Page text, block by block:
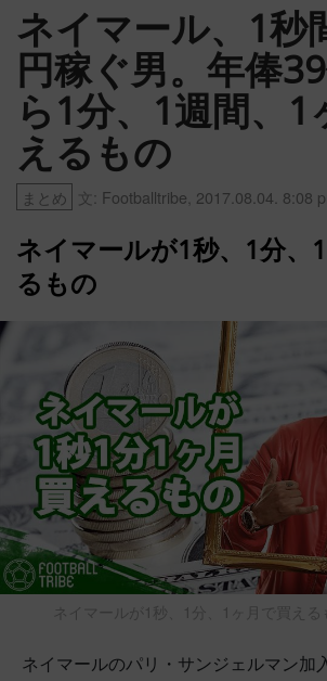
ネイマール、1秒
円稼ぐ男。年俸
ら1分、1週間、1
えるもの
まとめ 文: Footballtribe 2017.08.04. 8:08
ネイマールが1秒、1分、
るもの
ネイマールが1秒、1分、1ヶ月で買え
ネイマールのパリ・サンジェルマン加